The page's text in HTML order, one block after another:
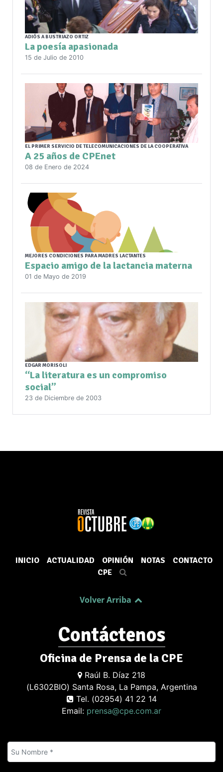
ADIÓS A BUSTRIAZO ORTIZ
La poesía apasionada
15 de Julio de 2010
EL PRIMER SERVICIO DE TELECOMUNICACIONES DE LA COOPERATIVA
A 25 años de CPEnet
08 de Enero de 2024
MEJORES CONDICIONES PARA MADRES LACTANTES
Espacio amigo de la lactancia materna
01 de Mayo de 2019
EDGAR MORISOLI
“La literatura es un compromiso
social”
23 de Diciembre de 2003
INICIO ACTUALIDAD OPINIÓN NOTAS
CONTACTO
CPE
Volver Arriba
Contáctenos
Oficina de Prensa de la CPE
Raúl B. Díaz 218
(L6302BIO) Santa Rosa, La Pampa, Argentina
Tel. (02954) 41 22 14
Email: prensa@cpe.com.ar